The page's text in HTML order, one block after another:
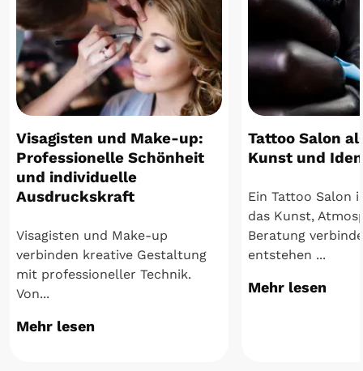
Visagisten und Make-up:
Professionelle Schönheit
und individuelle
Ausdruckskraft
Visagisten und Make-up
verbinden kreative Gestaltung
mit professioneller Technik.
Von...
Mehr lesen
Tattoo Salon
Kunst und
Ein Tattoo Salon
das Kunst,
Beratung
entstehen ...
Mehr lesen